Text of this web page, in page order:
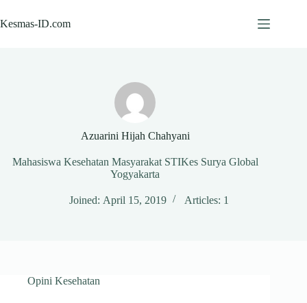
to
content
Kesmas-ID.com
Azuarini Hijah Chahyani
Mahasiswa Kesehatan Masyarakat STIKes Surya Global
Yogyakarta
Joined: April 15, 2019 Articles: 1
Opini Kesehatan